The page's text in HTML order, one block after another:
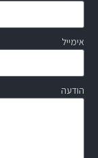
אימייל
הודעה